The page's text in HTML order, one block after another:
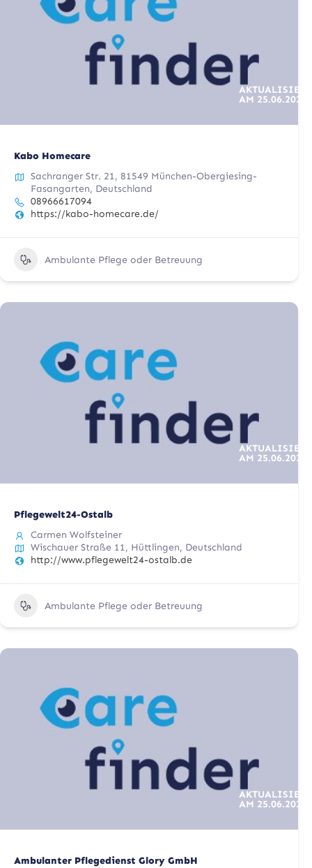
AKTUALISIERT
AM 25.06.2025
Kabo Homecare
Sachranger Str. 21, 81549 München-Obergiesing-
Fasangarten, Deutschland
08966617094
https://kabo-homecare.de/
Ambulante Pflege oder Betreuung
AKTUALISIERT
AM 25.06.2025
Pflegewelt24-Ostalb
Carmen Wolfsteiner
Wischauer Straße 11, Hüttlingen, Deutschland
http://www.pflegewelt24-ostalb.de
Ambulante Pflege oder Betreuung
AKTUALISIERT
AM 25.06.2025
Ambulanter Pflegedienst Glory GmbH